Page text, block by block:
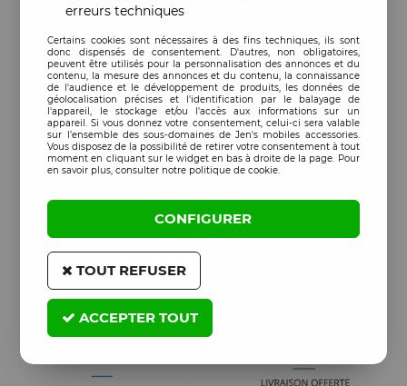
erreurs techniques
Certains cookies sont nécessaires à des fins techniques, ils sont
donc dispensés de consentement. D'autres, non obligatoires,
peuvent être utilisés pour la personnalisation des annonces et du
contenu, la mesure des annonces et du contenu, la connaissance
de l'audience et le développement de produits, les données de
géolocalisation précises et l'identification par le balayage de
l'appareil, le stockage et/ou l'accès aux informations sur un
appareil. Si vous donnez votre consentement, celui-ci sera valable
sur l’ensemble des sous-domaines de Jen's mobiles accessories.
Vous disposez de la possibilité de retirer votre consentement à tout
moment en cliquant sur le widget en bas à droite de la page. Pour
en savoir plus, consulter notre politique de cookie.
CONFIGURER
TOUT REFUSER
ACCEPTER TOUT